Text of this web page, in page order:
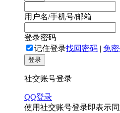
用户名/手机号/邮箱
登录密码
记住登录找回密码 | 免
登录
社交账号登录
QQ登录
使用社交账号登录即表示